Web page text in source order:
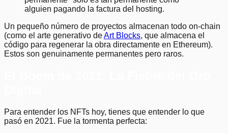
alguien pagando la factura del hosting.
Un pequeño número de proyectos almacenan todo on-chain
(como el arte generativo deArt Blocks, que almacena el
código para regenerar la obra directamente en Ethereum).
Estos son genuinamente permanentes pero raros.
Para entender los NFTs hoy, tienes que entender lo que
pasó en 2021. Fue la tormenta perfecta: